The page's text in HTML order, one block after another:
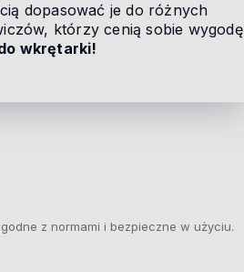
dopasować je do różnych
którzy cenią sobie wygodę
wkrętarki!
z normami i bezpieczne w użyciu.